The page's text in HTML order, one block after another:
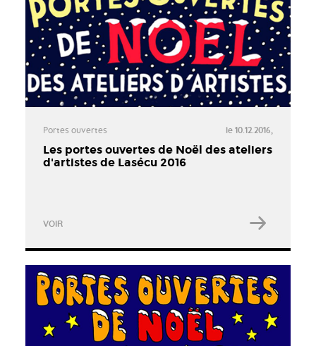
Portes ouvertes le 10.12.2016,
Les portes ouvertes de Noël des ateliers
d'artistes de Lasécu 2016
VOIR